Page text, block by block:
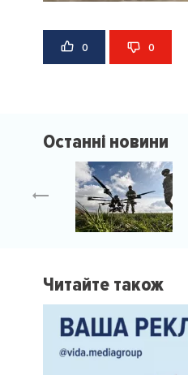
0 0
Останні новини
Читайте також